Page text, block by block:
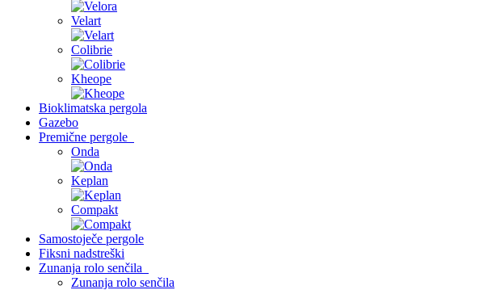
Velart
Colibrie
Kheope
Bioklimatska pergola
Gazebo
Premične pergole
Onda
Keplan
Compakt
Samostoječe pergole
Fiksni nadstreški
Zunanja rolo senčila
Zunanja rolo senčila